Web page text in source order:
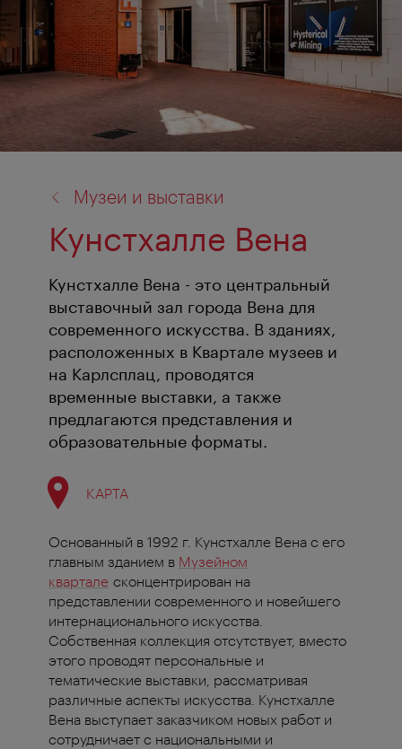
Музеи и выставки
Кунстхалле Вена
Кунстхалле Вена - это центральный
выставочный зал города Вена для
современного искусства. В зданиях,
расположенных в Квартале музеев и
на Карлсплац, проводятся
временные выставки, а также
предлагаются представления и
образовательные форматы.
КАРТА
Основанный в 1992 г. Кунстхалле Вена с его
главным зданием в Музейном
квартале сконцентрирован на
представлении современного и новейшего
интернационального искусства.
Собственная коллекция отсутствует, вместо
этого проводят персональные и
тематические выставки, рассматривая
различные аспекты искусства. Кунстхалле
Вена выступает заказчиком новых работ и
сотрудничает с национальными и